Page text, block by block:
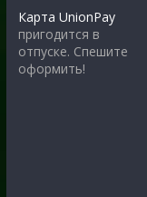
Карта UnionPay
пригодится в
отпуске. Спешите
оформить!